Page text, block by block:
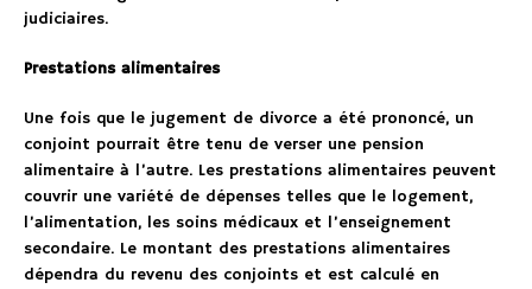
judiciaires.
Prestations alimentaires
Une fois que le jugement de divorce a été prononcé, un
conjoint pourrait être tenu de verser une pension
alimentaire à l’autre. Les prestations alimentaires peuvent
couvrir une variété de dépenses telles que le logement,
l’alimentation, les soins médicaux et l’enseignement
secondaire. Le montant des prestations alimentaires
dépendra du revenu des conjoints et est calculé en